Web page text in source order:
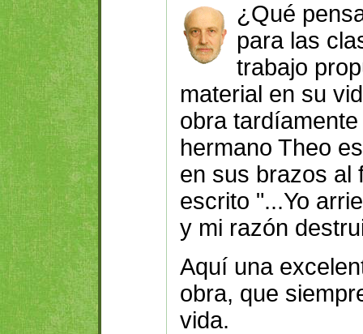
¿Qué
para las
trabajo
material en su
obra
hermano Theo
en sus brazos al
escrito "...Yo
y mi razón
Aquí una
obra, que
vida.